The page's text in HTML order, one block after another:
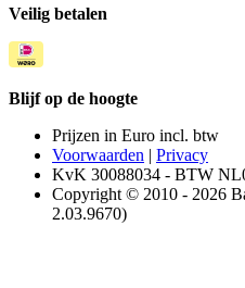
Veilig betalen
Blijf op de hoogte
Prijzen in Euro incl. btw
Voorwaarden | Privacy
KvK 30088034 - BTW
Copyright © 2010 - 2026
2.03.9670)